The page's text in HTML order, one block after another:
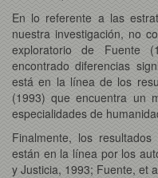
En lo referente a las
nuestra investigación, no
exploratorio de Fuente
encontrado diferencias
está en la línea de los
(1993) que encuentra un
especialidades de
Finalmente, los
están en la línea por los
y Justicia, 1993; Fuente, et